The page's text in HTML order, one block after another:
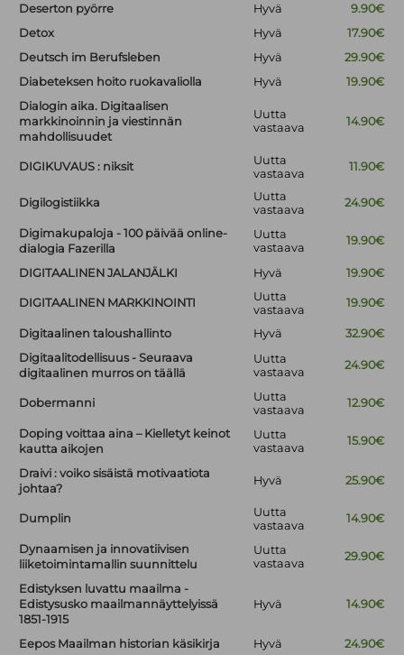
Deserton pyörre Hyvä
9.90€
Detox
Hyvä
17.90€
Deutsch im Berufsleben
Hyvä
29.90€
Diabeteksen hoito ruokavaliolla
Hyvä
19.90€
Dialogin aika. Digitaalisen
markkinoinnin ja viestinnän
mahdollisuudet
Uutta
vastaava
14.90€
DIGIKUVAUS : niksit
Uutta
vastaava
11.90€
Digilogistiikka
Uutta
vastaava
24.90€
Digimakupaloja - 100 päivää online-
dialogia Fazerilla
Uutta
vastaava
19.90€
DIGITAALINEN JALANJÄLKI Hyvä 19.90€
DIGITAALINEN MARKKINOINTI
Uutta
vastaava
19.90€
Digitaalinen taloushallinto Hyvä
32.90€
Digitaalitodellisuus - Seuraava
digitaalinen murros on täällä
Uutta
vastaava
24.90€
Dobermanni
Uutta
vastaava
12.90€
Doping voittaa aina – Kielletyt keinot
kautta aikojen
Uutta
vastaava
15.90€
Draivi : voiko sisäistä motivaatiota
johtaa?
Hyvä 25.90€
Dumplin
Uutta
vastaava
14.90€
Dynaamisen ja innovatiivisen
liiketoimintamallin suunnittelu
Uutta
vastaava
29.90€
Edistyksen luvattu maailma -
Edistysusko maailmannäyttelyissä
1851-1915
Hyvä 14.90€
Eepos Maailman historian käsikirja Hyvä
24.90€